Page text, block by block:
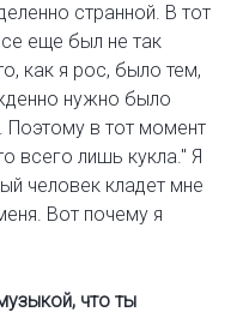
странной. В тот
еще был не так
как я рос, было тем,
нужно было
Поэтому в тот момент
всего лишь кукла." Я
человек кладет мне
Вот почему я
что ты